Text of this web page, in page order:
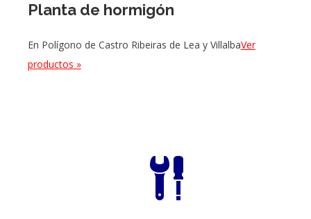
Planta de hormigón
En Polígono de Castro Ribeiras de Lea y VillalbaVer
productos »